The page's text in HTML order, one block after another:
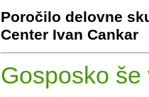
Poročilo delovne
Center Ivan Cankar
Gosposko